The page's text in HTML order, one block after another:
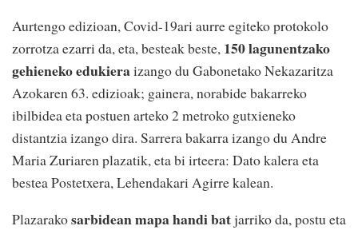
Aurtengo edizioan, Covid-19ari aurre egiteko protokolo
zorrotza ezarri da, eta, besteak beste, 150 lagunentzako
gehieneko edukieraizango du Gabonetako Nekazaritza
Azokaren 63. edizioak; gainera, norabide bakarreko
ibilbidea eta postuen arteko 2 metroko gutxieneko
distantzia izango dira. Sarrera bakarra izango du Andre
Maria Zuriaren plazatik, eta bi irteera: Dato kalera eta
bestea Postetxera, Lehendakari Agirre kalean.
Plazarakosarbidean mapa handi batjarriko da, postu eta